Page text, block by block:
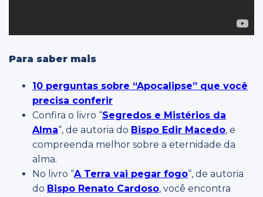
Para saber mais
10 perguntas sobre “Apocalipse” que você
precisa conferir
Confira o livro “Segredos e Mistérios da
Alma“, de autoria do Bispo Edir Macedo, e
compreenda melhor sobre a eternidade da
alma.
No livro “A Terra vai pegar fogo“, de autoria
do Bispo Renato Cardoso, você encontra